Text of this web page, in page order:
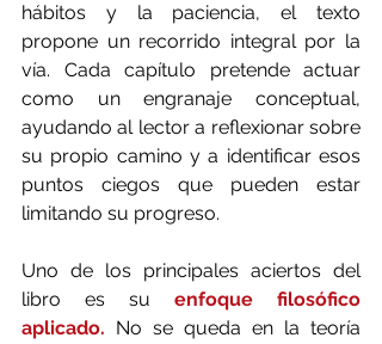
hábitos y la paciencia, el texto
propone un recorrido integral por la
vía. Cada capítulo pretende actuar
como un engranaje conceptual,
ayudando al lector a reflexionar sobre
su propio camino y a identificar esos
puntos ciegos que pueden estar
limitando su progreso.
Uno de los principales aciertos del
libro es su enfoque filosófico
aplicado. No se queda en la teoría